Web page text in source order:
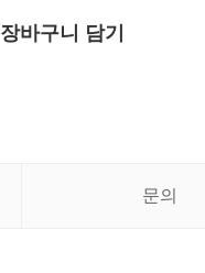
장바구니 담기
문의